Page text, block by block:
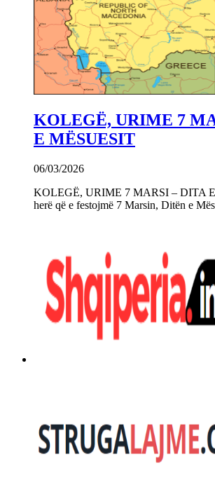
KOLEGË, URIME 7
E MËSUESIT
06/03/2026
KOLEGË, URIME 7 MARSI – DITA
herë që e festojmë 7 Marsin, Ditën e